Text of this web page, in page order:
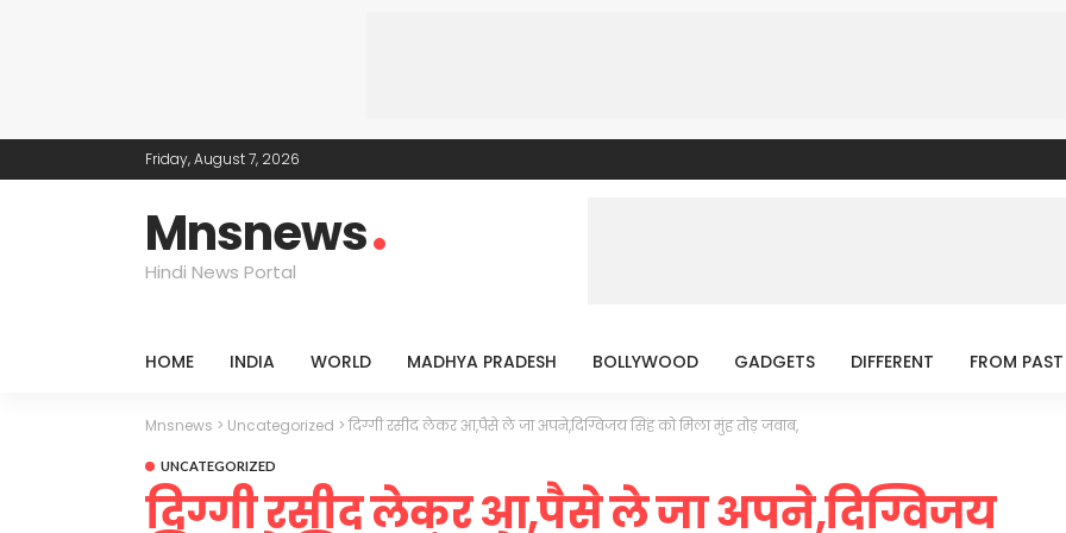
Friday, August 7, 2026
Mnsnews
Hindi News Portal
HOME INDIA WORLD MADHYA PRADESH BOLLYWOOD GADGETS DIFFERENT FROM PAST
Mnsnews > Uncategorized >दिग्गी रसीद लेकर आ,पैसे ले जा अपने,दिग्विजय सिंह को मिला मुंह तोड़ जवाब,
UNCATEGORIZED
दिग्गी रसीद लेकर आ,पैसे ले जा अपने,दिग्विजय